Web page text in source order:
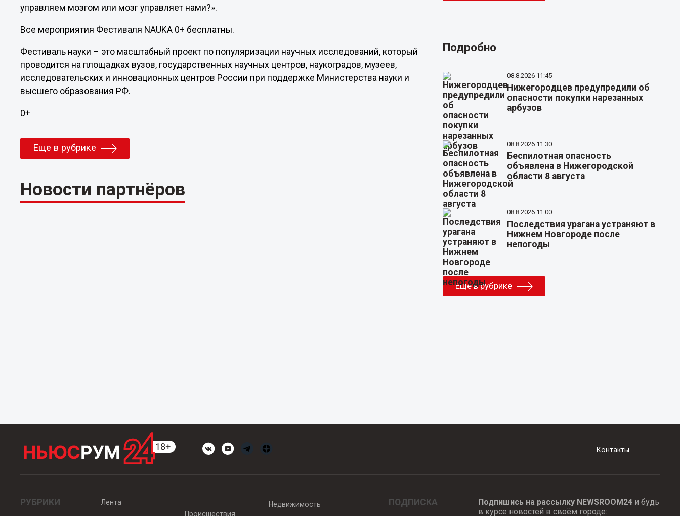
управляем мозгом или мозг управляет нами?».
Все мероприятия Фестиваля NAUKA 0+ бесплатны.
Фестиваль науки – это масштабный проект по популяризации научных исследований, который
проводится на площадках вузов, государственных научных центров, наукоградов, музеев,
исследовательских и инновационных центров России при поддержке Министерства науки и
высшего образования РФ.
0+
Еще в рубрике
Новости партнёров
Подробно
08.8.2026 11:45
Нижегородцев предупредили об
опасности покупки нарезанных
арбузов
08.8.2026 11:30
Беспилотная опасность
объявлена в Нижегородской
области 8 августа
08.8.2026 11:00
Последствия урагана устраняют в
Нижнем Новгороде после
непогоды
Еще в рубрике
Контакты
РУБРИКИ
Лента
Происшествия
Недвижимость ПОДПИСКА Подпишись на рассылку NEWSROOM24и будь
в курсе новостей в своём городе: